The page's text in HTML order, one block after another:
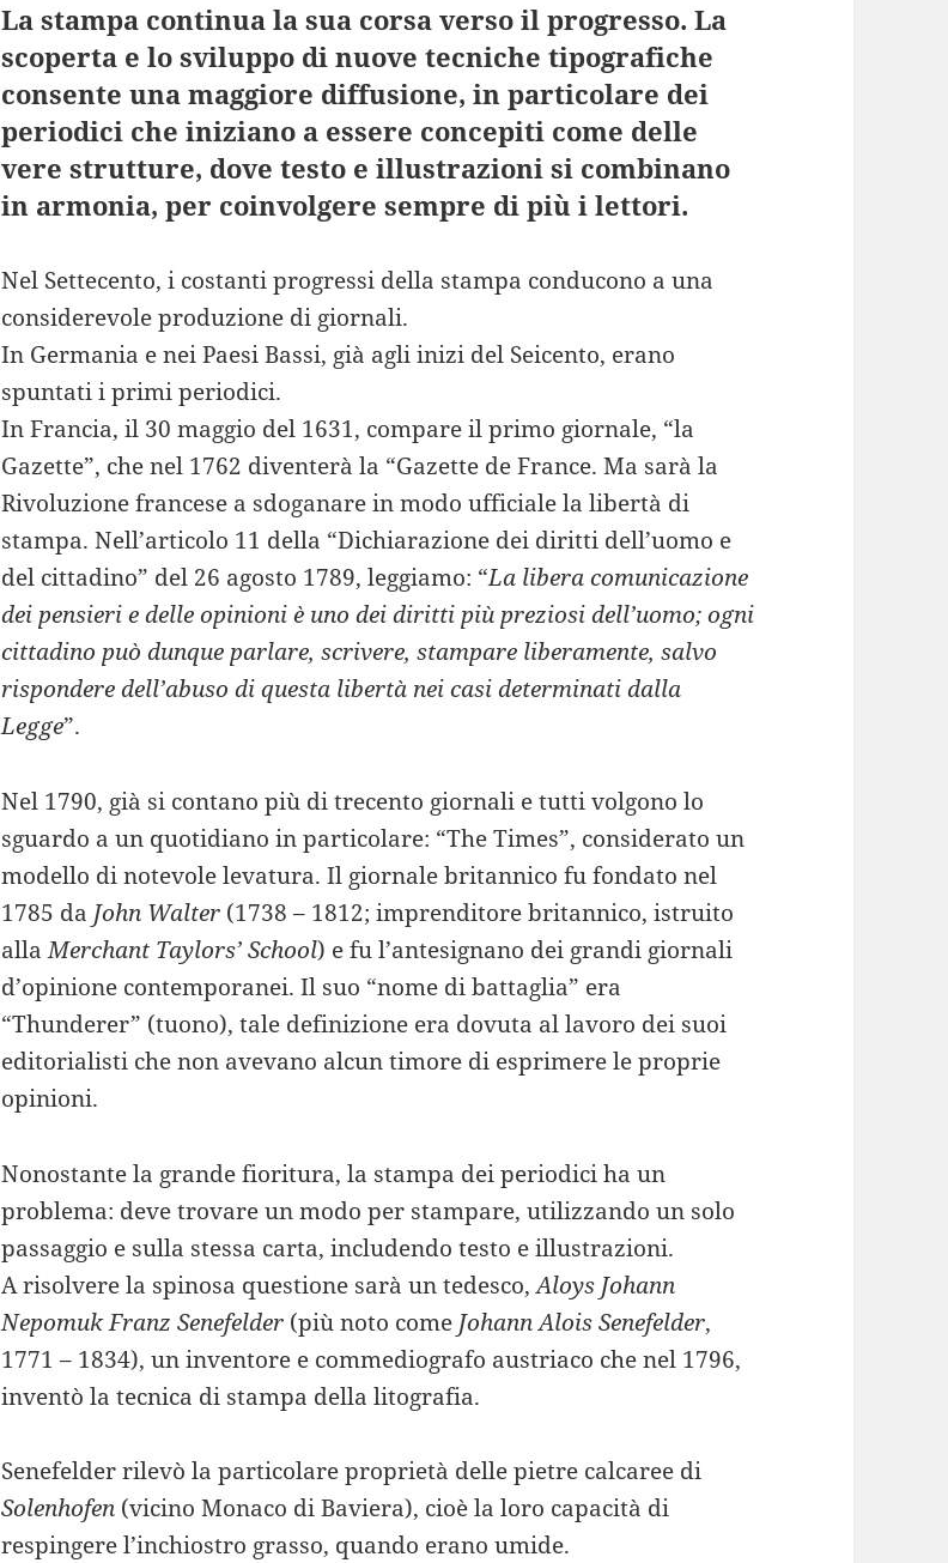
La stampa continua la sua corsa verso il progresso. La
scoperta e lo sviluppo di nuove tecniche tipografiche
consente una maggiore diffusione, in particolare dei
periodici che iniziano a essere concepiti come delle
vere strutture, dove testo e illustrazioni si combinano
in armonia, per coinvolgere sempre di più i lettori.
Nel Settecento, i costanti progressi della stampa conducono a una
considerevole produzione di giornali.
In Germania e nei Paesi Bassi, già agli inizi del Seicento, erano
spuntati i primi periodici.
In Francia, il 30 maggio del 1631, compare il primo giornale, “la
Gazette”, che nel 1762 diventerà la “Gazette de France. Ma sarà la
Rivoluzione francese a sdoganare in modo ufficiale la libertà di
stampa. Nell’articolo 11 della “Dichiarazione dei diritti dell’uomo e
del cittadino” del 26 agosto 1789, leggiamo: “La libera comunicazione
dei pensieri e delle opinioni è uno dei diritti più preziosi dell’uomo; ogni
cittadino può dunque parlare, scrivere, stampare liberamente, salvo
rispondere dell’abuso di questa libertà nei casi determinati dalla
Legge”.
Nel 1790, già si contano più di trecento giornali e tutti volgono lo
sguardo a un quotidiano in particolare: “The Times”, considerato un
modello di notevole levatura. Il giornale britannico fu fondato nel
1785 da John Walter (1738 – 1812; imprenditore britannico, istruito
allaMerchant Taylors’ School) e fu l’antesignano dei grandi giornali
d’opinione contemporanei. Il suo “nome di battaglia” era
“Thunderer” (tuono), tale definizione era dovuta al lavoro dei suoi
editorialisti che non avevano alcun timore di esprimere le proprie
opinioni.
Nonostante la grande fioritura, la stampa dei periodici ha un
problema: deve trovare un modo per stampare, utilizzando un solo
passaggio e sulla stessa carta, includendo testo e illustrazioni.
A risolvere la spinosa questione sarà un tedesco,Aloys Johann
Nepomuk Franz Senefelder (più noto come Johann Alois Senefelder,
1771 – 1834), un inventore e commediografo austriaco che nel 1796,
inventò la tecnica di stampa della litografia.
Senefelder rilevò la particolare proprietà delle pietre calcaree di
Solenhofen (vicino Monaco di Baviera), cioè la loro capacità di
respingere l’inchiostro grasso, quando erano umide.